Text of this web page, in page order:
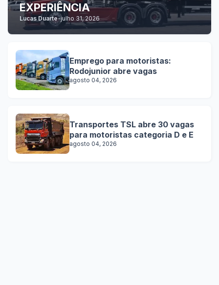
EXPERIÊNCIA
Lucas Duarte-julho 31, 2026
Emprego para motoristas:
Rodojunior abre vagas
agosto 04, 2026
Transportes TSL abre 30 vagas
para motoristas categoria D e E
agosto 04, 2026